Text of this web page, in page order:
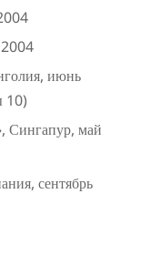
июнь
10)
Сингапур, май
сентябрь